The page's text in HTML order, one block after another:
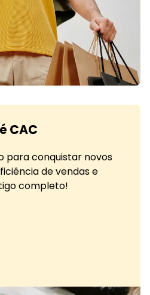
CAC
para conquistar novos
de vendas e
completo!